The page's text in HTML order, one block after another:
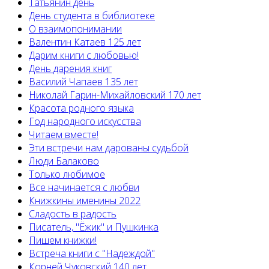
День студента в библиотеке
О взаимопонимании
Валентин Катаев 125 лет
Дарим книги с любовью!
День дарения книг
Василий Чапаев 135 лет
Николай Гарин-Михайловский 170 лет
Красота родного языка
Год народного искусства
Читаем вместе!
Эти встречи нам дарованы судьбой
Люди Балаково
Только любимое
Все начинается с любви
Книжкины именины 2022
Сладость в радость
Писатель, "Ёжик" и Пушкинка
Пишем книжки!
Встреча книги с "Надеждой"